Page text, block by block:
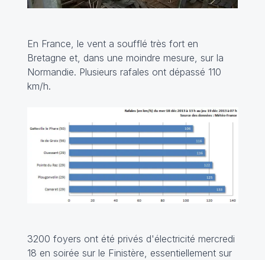
En France, le vent a soufflé très fort en
Bretagne et, dans une moindre mesure, sur la
Normandie. Plusieurs rafales ont dépassé 110
km/h.
3200 foyers ont été privés d'électricité mercredi
18 en soirée sur le Finistère, essentiellement sur